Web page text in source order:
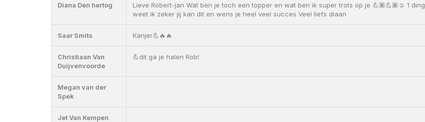
Diana Den hertog
Lieve Robert-jan Wat ben je toch een topper en wat ben ik super trots op je 💪🏽💪🏽☺️ 1 ding
weet ik zeker jij kan dit en wens je heel veel succes Veel liefs diaan
Saar Smits Kanjer💪🔥🔥
Christiaan Van
Duijvenvoorde
💪dit ga je halen Rob!
Megan van der
Spek
Jet Van Kempen